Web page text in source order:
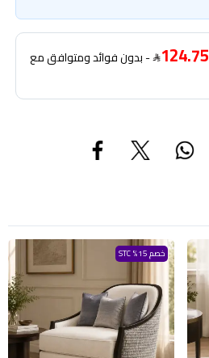
124.75 - بدون فوائد ومتوافق مع
خصم 15% STC